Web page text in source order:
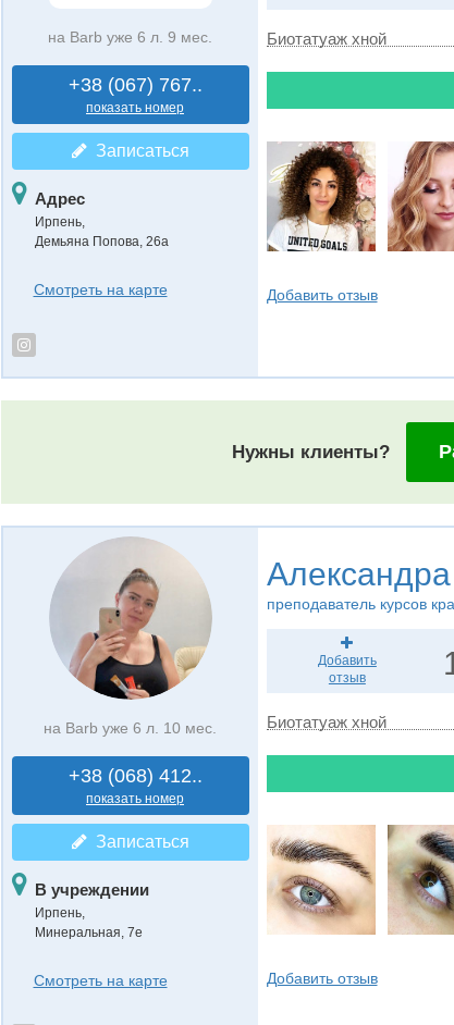
на Barb уже 6 л. 9 мес.
+38 (067) 767..
показать номер
Записаться
Адрес
Ирпень,
Демьяна Попова, 26а
Смотреть на карте
Биотатуаж хной
Добавить отзыв
Нужны клиенты?
на Barb уже 6 л. 10 мес.
+38 (068) 412..
показать номер
Записаться
В учреждении
Ирпень,
Минеральная, 7е
Смотреть на карте
Александра
преподаватель курсов
Добавить
отзыв
Биотатуаж хной
Добавить отзыв